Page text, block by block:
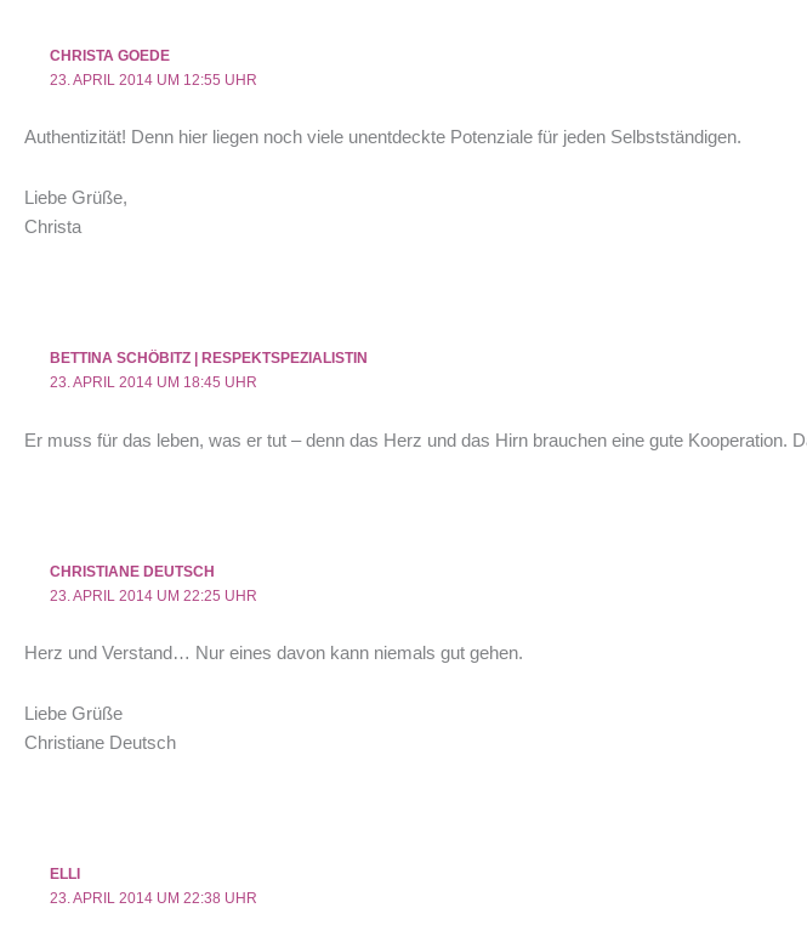
CHRISTA GOEDE
23. APRIL 2014 UM 12:55 UHR
Authentizität! Denn hier liegen noch viele unentdeckte Potenziale für jeden Selbstständigen.
Liebe Grüße,
Christa
BETTINA SCHÖBITZ | RESPEKTSPEZIALISTIN
23. APRIL 2014 UM 18:45 UHR
Er muss für das leben, was er tut – denn das Herz und das Hirn brauchen eine gute
CHRISTIANE DEUTSCH
23. APRIL 2014 UM 22:25 UHR
Herz und Verstand… Nur eines davon kann niemals gut gehen.
Liebe Grüße
Christiane Deutsch
ELLI
23. APRIL 2014 UM 22:38 UHR